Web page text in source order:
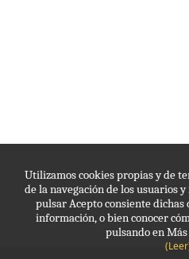
Utilizamos cookies propias y de
de la navegación de los usuarios
pulsar Acepto consiente dichas
información, o bien conocer
pulsando en